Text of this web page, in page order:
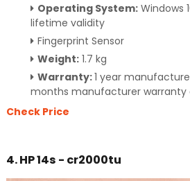
Operating System:Windows
lifetime validity
Fingerprint Sensor
Weight:1.7 kg
Warranty:1 year
months manufacturer warranty
Check Price
4. HP 14s - cr2000tu